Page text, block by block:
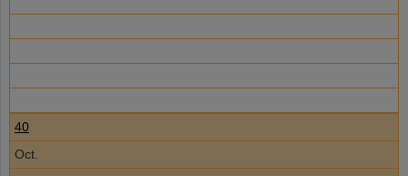
40
Oct.